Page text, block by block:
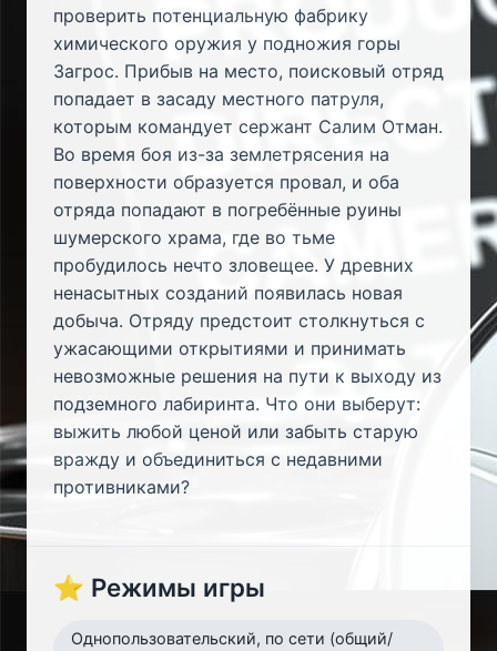
проверить потенциальную фабрику
химического оружия у подножия горы
Загрос. Прибыв на место, поисковый отряд
попадает в засаду местного патруля,
которым командует сержант Салим Отман.
Во время боя из-за землетрясения на
поверхности образуется провал, и оба
отряда попадают в погребённые руины
шумерского храма, где во тьме
пробудилось нечто зловещее. У древних
ненасытных созданий появилась новая
добыча. Отряду предстоит столкнуться с
ужасающими открытиями и принимать
невозможные решения на пути к выходу из
подземного лабиринта. Что они выберут:
выжить любой ценой или забыть старую
вражду и объединиться с недавними
противниками?
⭐ Режимы игры
Однопользовательский, по сети (общий/